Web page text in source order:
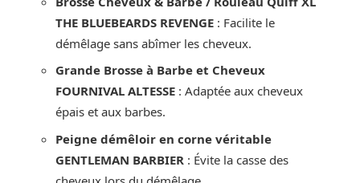
THE BLUEBEARDS REVENGE : Facilite le
démêlage sans abîmer les cheveux.
Grande Brosse à Barbe et Cheveux
FOURNIVAL ALTESSE : Adaptée aux cheveux
épais et aux barbes.
Peigne démêloir en corne véritable
GENTLEMAN BARBIER : Évite la casse des